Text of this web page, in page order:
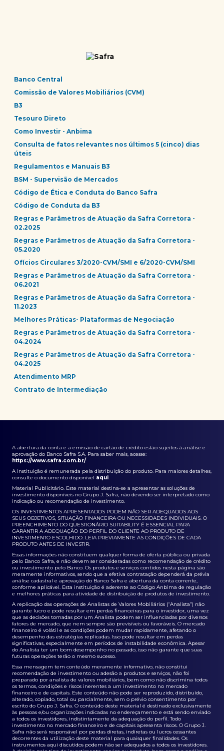
Banco Central
Comissão de Valores Mobiliários (CVM)
B3
Tesouro Direto
Como Investir - Anbima
Consulta de fatos relevantes nos últimos 5 (cinco) dias
úteis
Regulamentos e Manuais B3
BSM - Supervisão de Mercados
Código de Ética e Conduta do Banco Safra
Código de Conduta da B3
Regras e Parâmetros de Atuação da Safra Corretora -
02.2025
Regras e Parâmetros de Atuação da Safra Corretora -
05.2020
Ofícios Circulares 3/2020-CVM/SMI e 6/2020-CVM/SMI
Regras e Parâmetros de Atuação da Safra Corretora -
06.2021
Regras e Parâmetros de Atuação da Safra Corretora -
11.2023
Melhores Práticas- Plataformas de Negociação
Regras e Parâmetros de Atuação da Safra Corretora -
04.2024
Regras e Parâmetros de Atuação da Safra Corretora -
04.2025
Atendimento MRP
Contrato de Intermediação
A abertura da conta e a emissão de cartão de crédito estão sujeitos à análise e
aprovação do Banco Safra S.A. Para saber mais, acesse:
https://www.safra.com.br/
A instituição é remunerada pela distribuição do produto. Para maiores detalhes,
consulte o documento disponível aqui.
Material Publicitário. Este material destina-se a apresentar as soluções de
investimento disponíveis no Grupo J. Safra, não devendo ser interpretado como
indicação ou recomendação de investimento.
OS INVESTIMENTOS APRESENTADOS PODEM NÃO SER ADEQUADOS AOS
SEUS OBJETIVOS, SITUAÇÃO FINANCEIRA OU NECESSIDADES INDIVIDUAIS. O
PREENCHIMENTO DO QUESTIONÁRIO SUITABILITY É ESSENCIAL PARA
GARANTIR A ADEQUAÇÃO DO PERFIL DO CLIENTE AO PRODUTO DE
INVESTIMENTO ESCOLHIDO. LEIA PREVIAMENTE AS CONDIÇÕES DE CADA
PRODUTO ANTES DE INVESTIR.
Essas informações não constituem qualquer forma de oferta pública ou privada
pelo Banco Safra, e não devem ser consideradas como recomendação de crédito
ou investimento pelo Banco. Os produtos e serviços contidos nesta página são
meramente informativos, sendo que a efetiva contratação dependerá da prévia
análise cadastral e aprovação do Banco Safra e abertura da conta corrente,
conforme aplicável. Esta instituição é aderente ao Código Anbima de regulação
e melhores práticas para atividade de distribuição de produtos de investimento.
A replicação das operações de Analistas de Valores Mobiliários (“Analista”) não
garante lucro e pode resultar em perdas financeiras para o investidor, uma vez
que as decisões tomadas por um Analista podem ser influenciadas por diversos
fatores de mercado, que nem sempre são previsíveis ou favoráveis. O mercado
financeiro é volátil e as condições podem mudar rapidamente, afetando o
desempenho das estratégias replicadas. Isso pode resultar em perdas
significativas, especialmente em períodos de instabilidade econômica. Apesar
do Analista ter um bom desempenho no passado, isso não garante que suas
futuras operações terão o mesmo sucesso.
Essa mensagem tem conteúdo meramente informativo, não constitui
recomendação de investimento ou adesão a produtos e serviços, não foi
preparado por analista de valores mobiliários, bem como não discrimina todos
os termos, condições e riscos inerentes a um investimento no mercado
financeiro e de capitais. Este conteúdo não pode ser reproduzido, distribuído,
alterado, copiado, total ou parcialmente, sem o prévio consentimento por
escrito do Grupo J. Safra. O conteúdo deste material é destinado exclusivamente
às pessoas e/ou organizações indicadas no endereçamento e está sendo enviado
a todos os investidores, indistintamente da adequação do perfil. Todo
investimento no mercado financeiro e de capitais apresenta riscos. O Grupo J.
Safra não será responsável por perdas diretas, indiretas ou lucros cessantes
decorrentes da utilização deste material para quaisquer finalidades. Os
instrumentos aqui discutidos podem não ser adequados a todos os investidores.